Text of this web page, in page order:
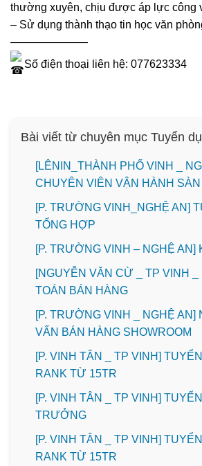
thường xuyên, chịu được áp lực công
– Sử dụng thành thạo tin học văn
———————
Số điện thoại liên hệ: 077623334
Bài viết từ chuyên mục Tuyển
️[LÊNIN_THÀNH PHỐ VINH _
CHUYÊN VIÊN VẬN HÀNH
[P. TRƯỜNG VINH_NGHỆ AN]
TỔNG HỢP
[P. TRƯỜNG VINH – NGHỆ AN]
[NGUYỄN VĂN CỪ _ TP VINH _
TOÁN BÁN HÀNG
[P. TRƯỜNG VINH _ NGHỆ AN]
VẤN BÁN HÀNG SHOWROOM
[P. VINH TÂN _ TP VINH]
RANK TỪ 15TR
[P. VINH TÂN _ TP VINH]
TRƯỞNG
[P. VINH TÂN _ TP VINH]
RANK TỪ 15TR